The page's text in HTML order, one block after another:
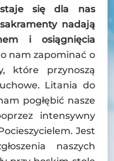
staje się dla nas
nadają
i osiągnięcia
nam zapominać o
które przynoszą
Litania do
pogłębić nasze
intensywny
Jest
naszych